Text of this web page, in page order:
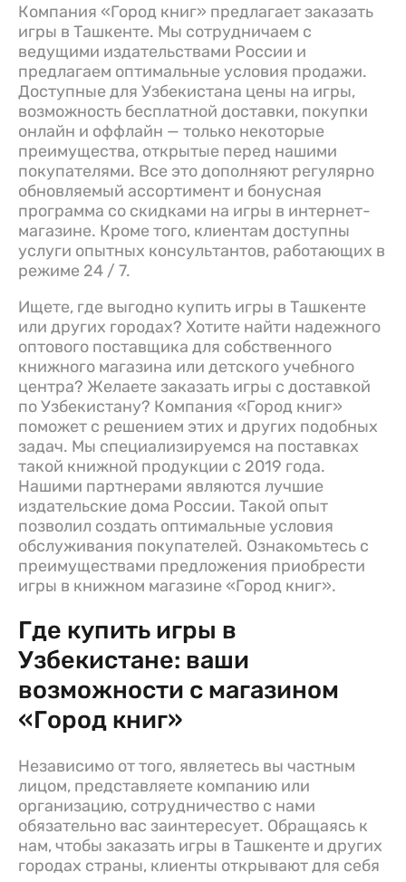
Компания «Город книг» предлагает заказать
игры в Ташкенте. Мы сотрудничаем с
ведущими издательствами России и
предлагаем оптимальные условия продажи.
Доступные для Узбекистана цены на игры,
возможность бесплатной доставки, покупки
онлайн и оффлайн — только некоторые
преимущества, открытые перед нашими
покупателями. Все это дополняют регулярно
обновляемый ассортимент и бонусная
программа со скидками на игры в интернет-
магазине. Кроме того, клиентам доступны
услуги опытных консультантов, работающих в
режиме 24 / 7.
Ищете, где выгодно купить игры в Ташкенте
или других городах? Хотите найти надежного
оптового поставщика для собственного
книжного магазина или детского учебного
центра? Желаете заказать игры с доставкой
по Узбекистану? Компания «Город книг»
поможет с решением этих и других подобных
задач. Мы специализируемся на поставках
такой книжной продукции с 2019 года.
Нашими партнерами являются лучшие
издательские дома России. Такой опыт
позволил создать оптимальные условия
обслуживания покупателей. Ознакомьтесь с
преимуществами предложения приобрести
игры в книжном магазине «Город книг».
Где купить игры в
Узбекистане: ваши
возможности с магазином
«Город книг»
Независимо от того, являетесь вы частным
лицом, представляете компанию или
организацию, сотрудничество с нами
обязательно вас заинтересует. Обращаясь к
нам, чтобы заказать игры в Ташкенте и других
городах страны, клиенты открывают для себя